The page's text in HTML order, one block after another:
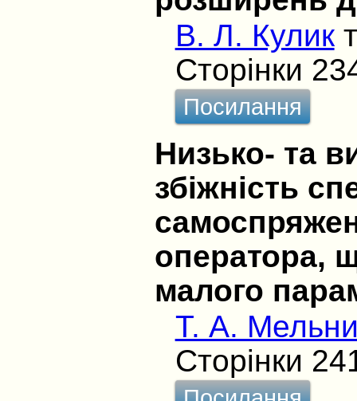
В. Л. Кулик
Сторінки
Посилання
Низько- та
збіжність
оператора,
малого
Т. А.
Сторінки